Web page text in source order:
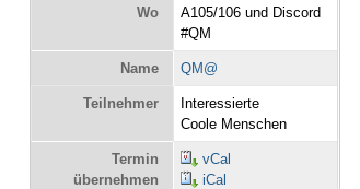
Wo
A105/106 und Discord
#QM
Name QM@
Teilnehmer
Interessierte
Coole Menschen
Termin
übernehmen
vCal
iCal